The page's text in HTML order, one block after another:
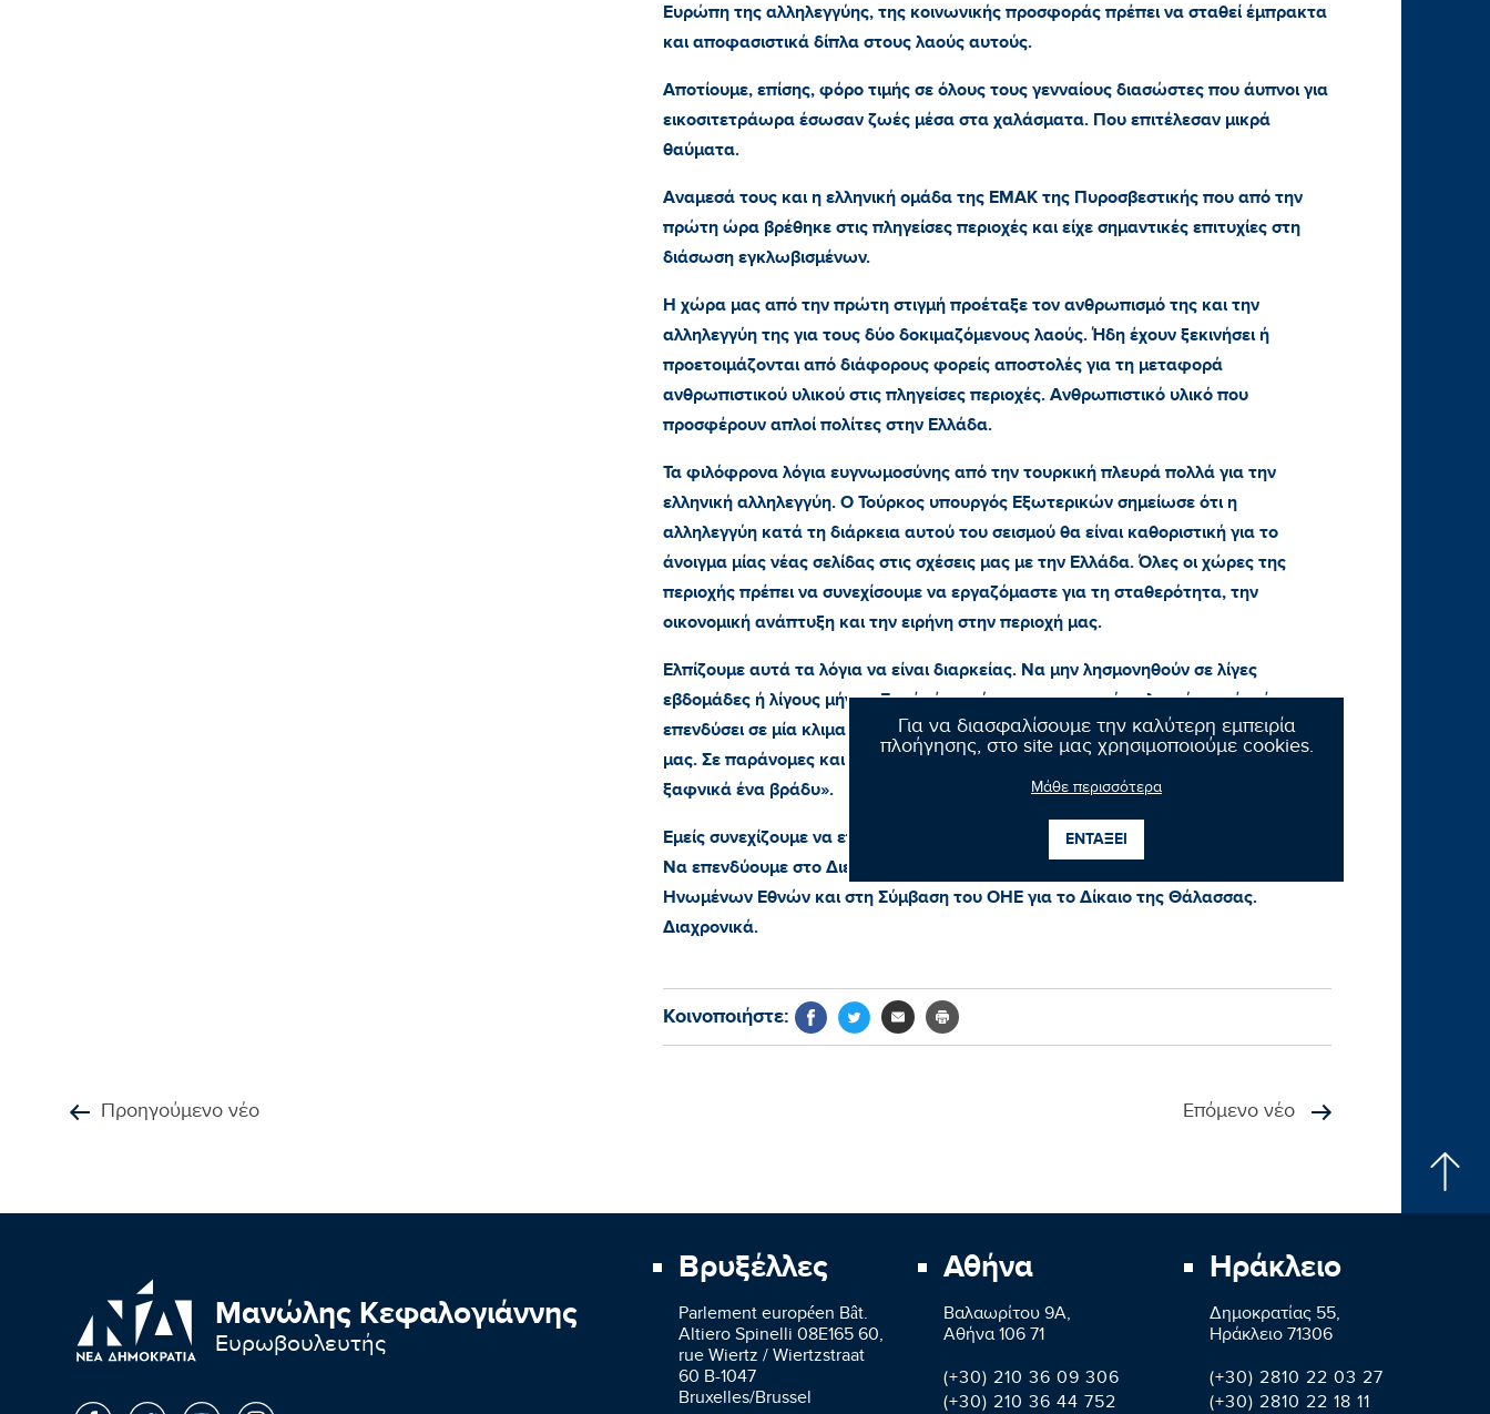
Για να διασφαλίσουμε την καλύτερη εμπειρία
πλοήγησης, στο site μας χρησιμοποιούμε cookies.
Μάθε περισσότερα
ΕΝΤΑΞΕΙ
Ευρώπη της αλληλεγγύης, της κοινωνικής προσφοράς πρέπει να σταθεί έμπρακτα
και αποφασιστικά δίπλα στους λαούς αυτούς.
Αποτίουμε, επίσης, φόρο τιμής σε όλους τους γενναίους διασώστες που άυπνοι για
εικοσιτετράωρα έσωσαν ζωές μέσα στα χαλάσματα. Που επιτέλεσαν μικρά
θαύματα.
Αναμεσά τους και η ελληνική ομάδα της ΕΜΑΚ της Πυροσβεστικής που από την
πρώτη ώρα βρέθηκε στις πληγείσες περιοχές και είχε σημαντικές επιτυχίες στη
διάσωση εγκλωβισμένων.
Η χώρα μας από την πρώτη στιγμή προέταξε τον ανθρωπισμό της και την
αλληλεγγύη της για τους δύο δοκιμαζόμενους λαούς. Ήδη έχουν ξεκινήσει ή
προετοιμάζονται από διάφορους φορείς αποστολές για τη μεταφορά
ανθρωπιστικού υλικού στις πληγείσες περιοχές. Ανθρωπιστικό υλικό που
προσφέρουν απλοί πολίτες στην Ελλάδα.
Τα φιλόφρονα λόγια ευγνωμοσύνης από την τουρκική πλευρά πολλά για την
ελληνική αλληλεγγύη. Ο Τούρκος υπουργός Εξωτερικών σημείωσε ότι η
αλληλεγγύη κατά τη διάρκεια αυτού του σεισμού θα είναι καθοριστική για το
άνοιγμα μίας νέας σελίδας στις σχέσεις μας με την Ελλάδα. Όλες οι χώρες της
περιοχής πρέπει να συνεχίσουμε να εργαζόμαστε για τη σταθερότητα, την
οικονομική ανάπτυξη και την ειρήνη στην περιοχή μας.
Ελπίζουμε αυτά τα λόγια να είναι διαρκείας. Να μην λησμονηθούν σε λίγες
εβδομάδες ή λίγους μήνες. Γιατί μέχρι σήμερα η τουρκική πολιτική ηγεσία είχε
επενδύσει σε μία κλιμακούμενη ακραία και επιθετική ρητορική κατά της χώρας
μας. Σε παράνομες και επιθετικές ενέργειες. Με αποκορύφωμα το «θα έρθουμε
ξαφνικά ένα βράδυ».
Εμείς συνεχίζουμε να επενδύουμε στην Ειρήνη, την ασφάλεια και τη σταθερότητα.
Να επενδύουμε στο Διεθνές Δίκαιο, στον Καταστατικό Χάρτη του Οργανισμού
Ηνωμένων Εθνών και στη Σύμβαση του ΟΗΕ για το Δίκαιο της Θάλασσας.
Διαχρονικά.
Κοινοποιήστε:
Προηγούμενο νέο Επόμενο νέο
Μανώλης Κεφαλογιάννης
Ευρωβουλευτής
Βρυξέλλες
Parlement européen Bât.
Altiero Spinelli 08E165 60,
rue Wiertz / Wiertzstraat
60 B-1047
Bruxelles/Brussel
Αθήνα
Βαλαωρίτου 9A,
Aθήνα 106 71
(+30) 210 36 09 306
(+30) 210 36 44 752
Ηράκλειο
Δημοκρατίας 55,
Ηράκλειο 71306
(+30) 2810 22 03 27
(+30) 2810 22 18 11